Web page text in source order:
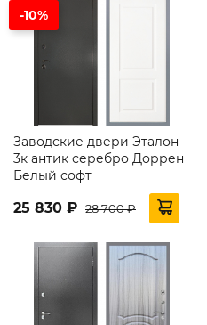
-10%
Заводские двери Эталон
3к антик серебро Доррен
Белый софт
25 830 ₽ 28 700 ₽